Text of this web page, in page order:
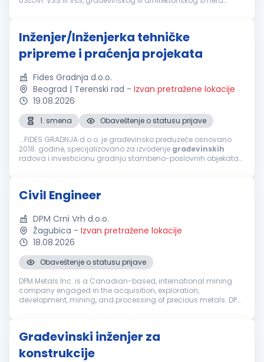
Inženjer/Inženjerka tehničke
pripreme i praćenja projekata
Fides Gradnja d.o.o.
Beograd | Terenski rad - Izvan pretražene lokacije
19.08.2026
1. smena
Obaveštenje o statusu prijave
...FIDES GRADNJA d.o.o. je građevinsko preduzeće osnovano
2018. godine, specijalizovano za izvođenje građevinskih
radova i investicionu gradnju stambeno-poslovnih objekata
Civil Engineer
DPM Crni Vrh d.o.o.
Žagubica - Izvan pretražene lokacije
18.08.2026
Obaveštenje o statusu prijave
DPM Metals Inc. is a Canadian-based, international mining
company engaged in the acquisition, exploration,
development, mining, and processing of precious metals. DPM
Građevinski inženjer za
konstrukcije